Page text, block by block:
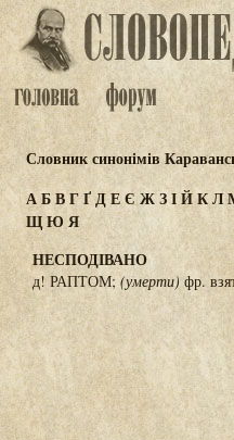
Словник синонімів
АБВГҐДЕЄ ЖЗІЙКЛ
ЩЮ Я
НЕСПОДІВАНО
д! РАПТОМ; (умерти) фр.